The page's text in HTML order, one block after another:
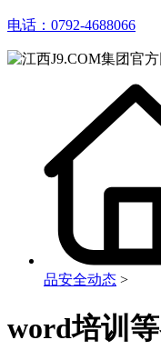
电话：0792-4688066
品安全动态 >
word培训